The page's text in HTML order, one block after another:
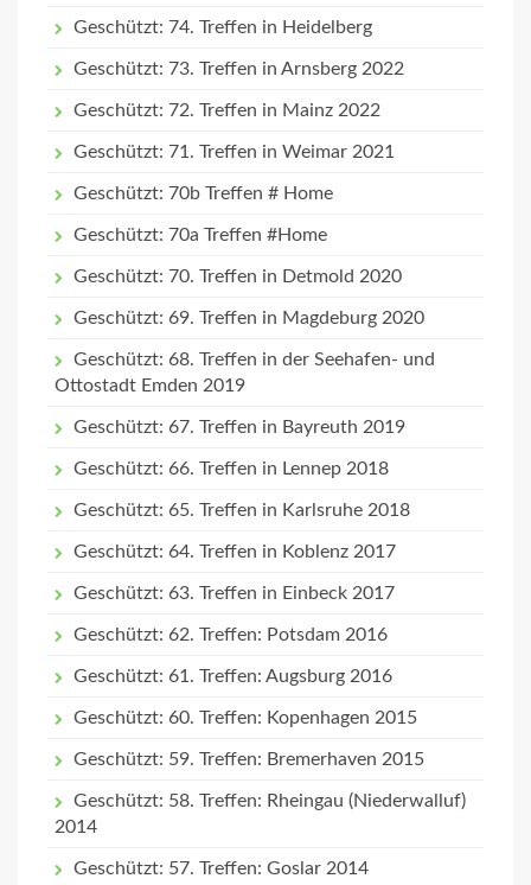
Geschützt: 74. Treffen in Heidelberg
Geschützt: 73. Treffen in Arnsberg 2022
Geschützt: 72. Treffen in Mainz 2022
Geschützt: 71. Treffen in Weimar 2021
Geschützt: 70b Treffen # Home
Geschützt: 70a Treffen #Home
Geschützt: 70. Treffen in Detmold 2020
Geschützt: 69. Treffen in Magdeburg 2020
Geschützt: 68. Treffen in der Seehafen- und
Ottostadt Emden 2019
Geschützt: 67. Treffen in Bayreuth 2019
Geschützt: 66. Treffen in Lennep 2018
Geschützt: 65. Treffen in Karlsruhe 2018
Geschützt: 64. Treffen in Koblenz 2017
Geschützt: 63. Treffen in Einbeck 2017
Geschützt: 62. Treffen: Potsdam 2016
Geschützt: 61. Treffen: Augsburg 2016
Geschützt: 60. Treffen: Kopenhagen 2015
Geschützt: 59. Treffen: Bremerhaven 2015
Geschützt: 58. Treffen: Rheingau (Niederwalluf)
2014
Geschützt: 57. Treffen: Goslar 2014